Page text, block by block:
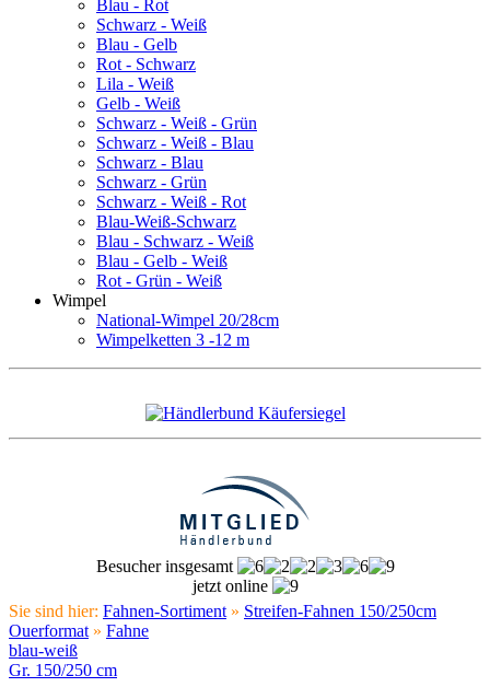
Blau - Rot
Schwarz - Weiß
Blau - Gelb
Rot - Schwarz
Lila - Weiß
Gelb - Weiß
Schwarz - Weiß - Grün
Schwarz - Weiß - Blau
Schwarz - Blau
Schwarz - Grün
Schwarz - Weiß - Rot
Blau-Weiß-Schwarz
Blau - Schwarz - Weiß
Blau - Gelb - Weiß
Rot - Grün - Weiß
Wimpel
National-Wimpel 20/28cm
Wimpelketten 3 -12 m
Besucher insgesamt
jetzt online
Sie sind hier: Fahnen-Sortiment » Streifen-Fahnen 150/250cm
Ouerformat » Fahne
blau-weiß
Gr. 150/250 cm